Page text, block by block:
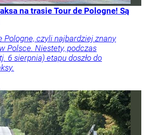
na trasie Tour de Pologne! Są
Pologne, czyli najbardziej znany
Polsce. Niestety, podczas
6 sierpnia) etapu doszło do